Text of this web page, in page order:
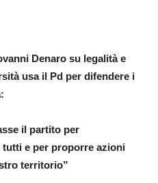
Denaro su legalità e
usa il Pd per difendere i
il partito per
tutti e per proporre azioni
territorio”